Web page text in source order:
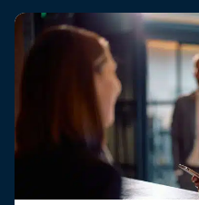
chercheurs et optimiser le
recherche. Dans ce contexte, l’IA a été identifiée comme
un levier de maximisation
des processus et de
institutionnels (AAP).